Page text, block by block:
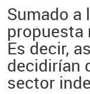
Sumado a
propuesta
Es decir,
decidirían
sector